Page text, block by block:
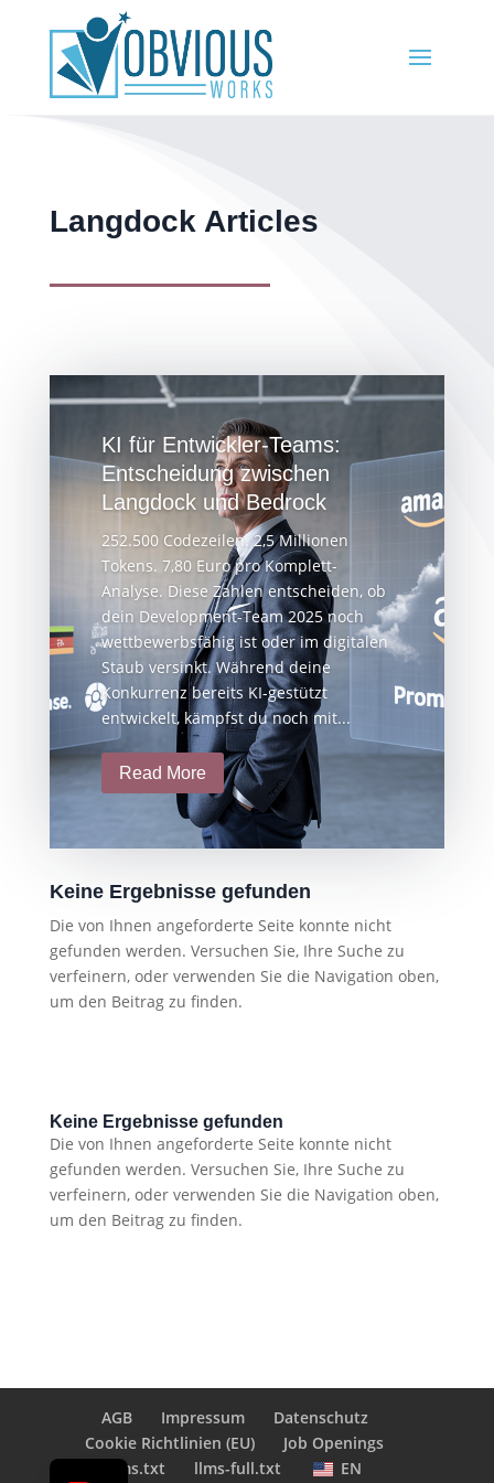
Langdock Articles
KI für Entwickler-Teams:
Entscheidung zwischen
Langdock und Bedrock
252.500 Codezeilen. 2,5 Millionen
Tokens. 7,80 Euro pro Komplett-
Analyse. Diese Zahlen entscheiden, ob
dein Development-Team 2025 noch
wettbewerbsfähig ist oder im digitalen
Staub versinkt. Während deine
Konkurrenz bereits KI-gestützt
entwickelt, kämpfst du noch mit...
Read More
Keine Ergebnisse gefunden
Die von Ihnen angeforderte Seite konnte nicht
gefunden werden. Versuchen Sie, Ihre Suche zu
verfeinern, oder verwenden Sie die Navigation oben,
um den Beitrag zu finden.
Keine Ergebnisse gefunden
Die von Ihnen angeforderte Seite konnte nicht
gefunden werden. Versuchen Sie, Ihre Suche zu
verfeinern, oder verwenden Sie die Navigation oben,
um den Beitrag zu finden.
AGB Impressum
Datenschutz
Cookie Richtlinien (EU)
Job Openings
llms.txt
llms-full.txt EN
EN